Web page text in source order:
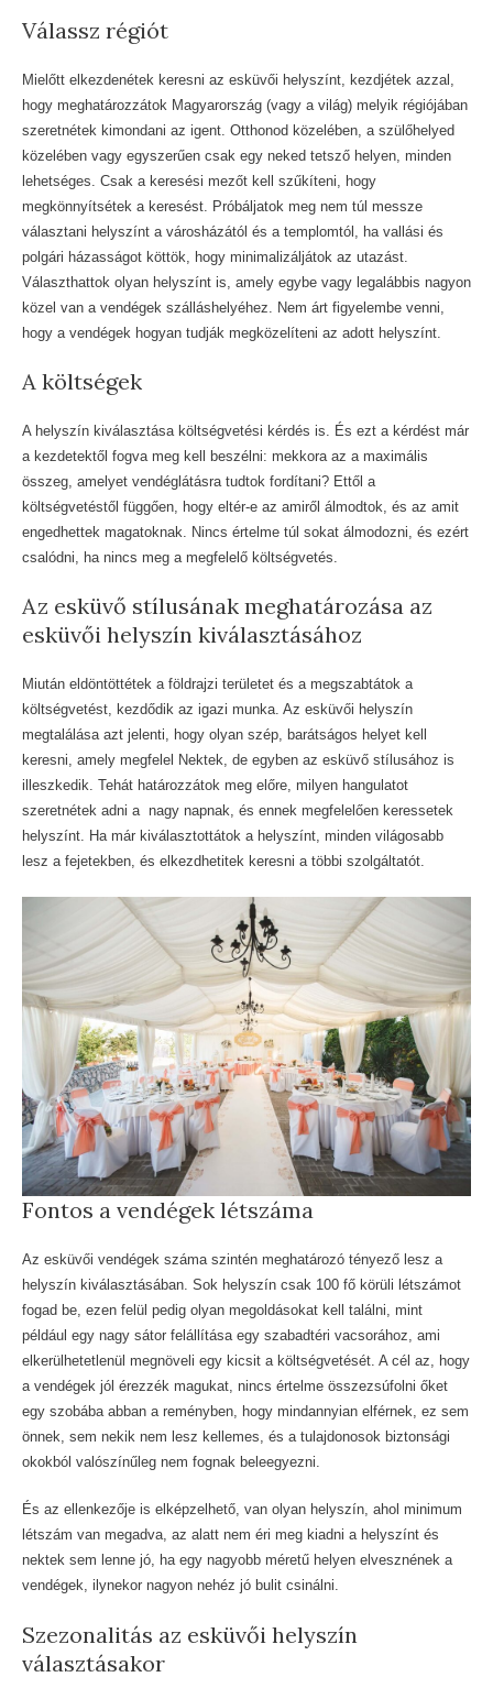
Válassz régiót
Mielőtt elkezdenétek keresni az esküvői helyszínt, kezdjétek azzal,
hogy meghatározzátok Magyarország (vagy a világ) melyik régiójában
szeretnétek kimondani az igent. Otthonod közelében, a szülőhelyed
közelében vagy egyszerűen csak egy neked tetsző helyen, minden
lehetséges. Csak a keresési mezőt kell szűkíteni, hogy
megkönnyítsétek a keresést. Próbáljatok meg nem túl messze
választani helyszínt a városházától és a templomtól, ha vallási és
polgári házasságot köttök, hogy minimalizáljátok az utazást.
Választhattok olyan helyszínt is, amely egybe vagy legalábbis nagyon
közel van a vendégek szálláshelyéhez. Nem árt figyelembe venni,
hogy a vendégek hogyan tudják megközelíteni az adott helyszínt.
A költségek
A helyszín kiválasztása költségvetési kérdés is. És ezt a kérdést már
a kezdetektől fogva meg kell beszélni: mekkora az a maximális
összeg, amelyet vendéglátásra tudtok fordítani? Ettől a
költségvetéstől függően, hogy eltér-e az amiről álmodtok, és az amit
engedhettek magatoknak. Nincs értelme túl sokat álmodozni, és ezért
csalódni, ha nincs meg a megfelelő költségvetés.
Az esküvő stílusának meghatározása az
esküvői helyszín kiválasztásához
Miután eldöntöttétek a földrajzi területet és a megszabtátok a
költségvetést, kezdődik az igazi munka. Az esküvői helyszín
megtalálása azt jelenti, hogy olyan szép, barátságos helyet kell
keresni, amely megfelel Nektek, de egyben az esküvő stílusához is
illeszkedik. Tehát határozzátok meg előre, milyen hangulatot
szeretnétek adni a nagy napnak, és ennek megfelelően keressetek
helyszínt. Ha már kiválasztottátok a helyszínt, minden világosabb
lesz a fejetekben, és elkezdhetitek keresni a többi szolgáltatót.
Fontos a vendégek létszáma
Az esküvői vendégek száma szintén meghatározó tényező lesz a
helyszín kiválasztásában. Sok helyszín csak 100 fő körüli létszámot
fogad be, ezen felül pedig olyan megoldásokat kell találni, mint
például egy nagy sátor felállítása egy szabadtéri vacsorához, ami
elkerülhetetlenül megnöveli egy kicsit a költségvetését. A cél az, hogy
a vendégek jól érezzék magukat, nincs értelme összezsúfolni őket
egy szobába abban a reményben, hogy mindannyian elférnek, ez sem
önnek, sem nekik nem lesz kellemes, és a tulajdonosok biztonsági
okokból valószínűleg nem fognak beleegyezni.
És az ellenkezője is elképzelhető, van olyan helyszín, ahol minimum
létszám van megadva, az alatt nem éri meg kiadni a helyszínt és
nektek sem lenne jó, ha egy nagyobb méretű helyen elvesznének a
vendégek, ilynekor nagyon nehéz jó bulit csinálni.
Szezonalitás az esküvői helyszín
választásakor